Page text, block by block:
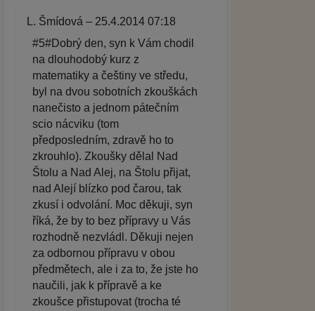
L. Šmídová – 25.4.2014 07:18
#5#Dobrý den, syn k Vám chodil
na dlouhodobý kurz z
matematiky a češtiny ve středu,
byl na dvou sobotních zkouškách
nanečisto a jednom pátečním
scio nácviku (tom
předposledním, zdravě ho to
zkrouhlo). Zkoušky dělal Nad
Štolu a Nad Alej, na Štolu přijat,
nad Alejí blízko pod čarou, tak
zkusí i odvolání. Moc děkuji, syn
říká, že by to bez přípravy u Vás
rozhodně nezvládl. Děkuji nejen
za odbornou přípravu v obou
předmětech, ale i za to, že jste ho
naučili, jak k přípravě a ke
zkoušce přistupovat (trocha té